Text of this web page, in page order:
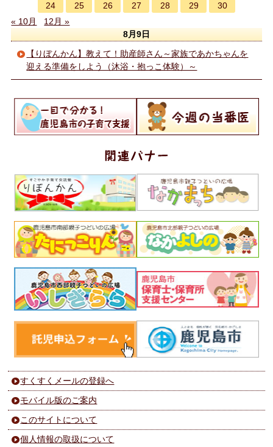
24
25 26 27 28 29
30
« 10月
12月 »
8月9日
【りぼんかん】教えて！助産師さん～家族であかちゃんを
迎える準備をしよう（沐浴・抱っこ体験）～
すくすくメールの登録へ
モバイル版のご案内
このサイトについて
個人情報の取扱について